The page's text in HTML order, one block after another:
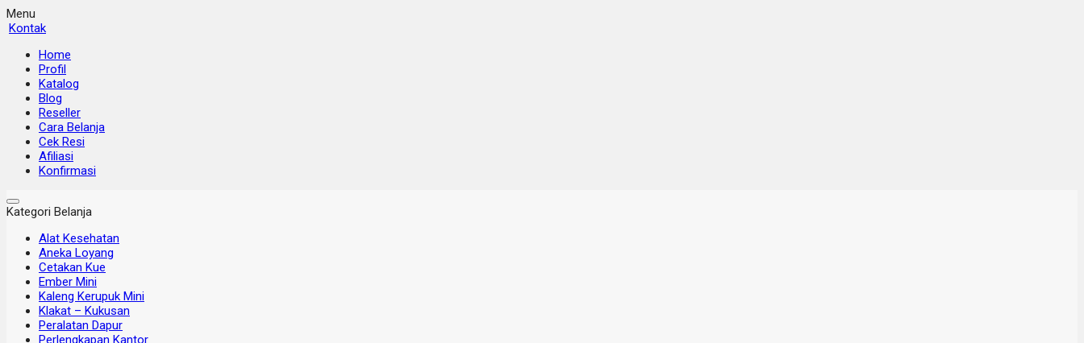
Menu
Kontak
Home
Profil
Katalog
Blog
Reseller
Cara Belanja
Cek Resi
Afiliasi
Konfirmasi
Kategori Belanja
Alat Kesehatan
Aneka Loyang
Cetakan Kue
Ember Mini
Kaleng Kerupuk Mini
Klakat – Kukusan
Peralatan Dapur
Perlengkapan Kantor